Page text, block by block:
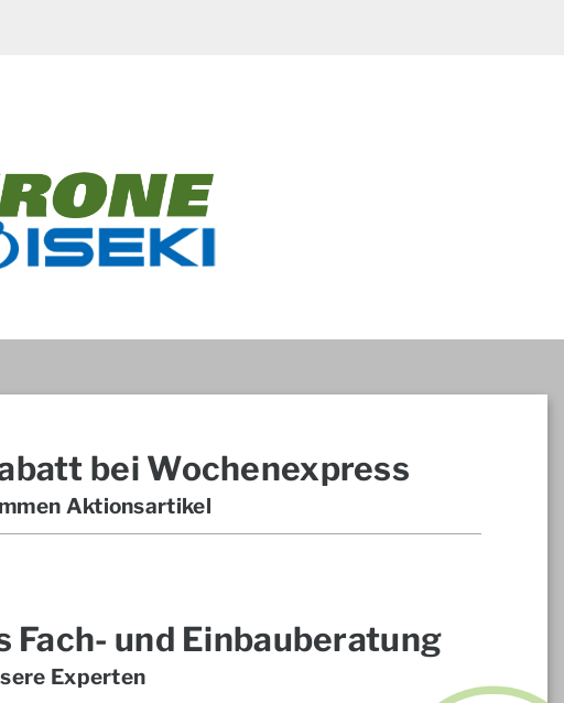
bei Wochenexpress
Aktionsartikel
Fach- und Einbauberatung
Experten